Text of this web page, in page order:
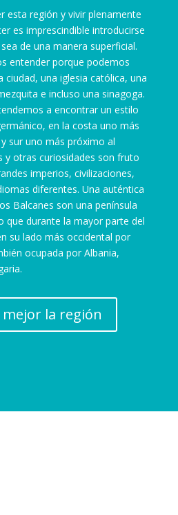
esta región y vivir plenamente
es imprescindible introducirse
de una manera superficial.
entender porque podemos
una iglesia católica, una
e incluso una sinagoga.
a encontrar un estilo
en la costa uno más
sur uno más próximo al
y otras curiosidades son fruto
imperios, civilizaciones,
diferentes. Una auténtica
Balcanes son una península
que durante la mayor parte del
su lado más occidental por
ocupada por Albania,
mejor la región